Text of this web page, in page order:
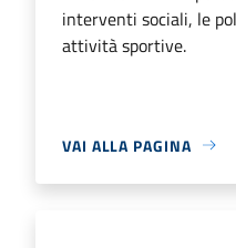
interventi sociali, le
attività sportive.
VAI ALLA PAGINA